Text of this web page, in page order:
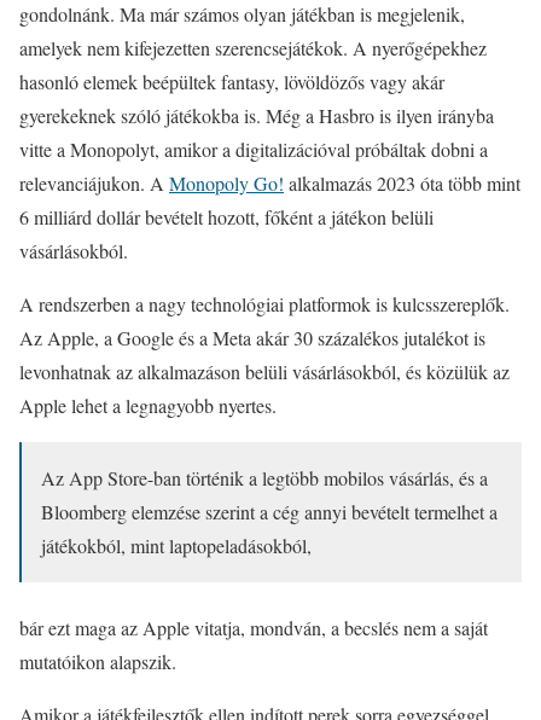
gondolnánk. Ma már számos olyan játékban is megjelenik,
amelyek nem kifejezetten szerencsejátékok. A nyerőgépekhez
hasonló elemek beépültek fantasy, lövöldözős vagy akár
gyerekeknek szóló játékokba is. Még a Hasbro is ilyen irányba
vitte a Monopolyt, amikor a digitalizációval próbáltak dobni a
relevanciájukon. A Monopoly Go! alkalmazás 2023 óta több mint
6 milliárd dollár bevételt hozott, főként a játékon belüli
vásárlásokból.
A rendszerben a nagy technológiai platformok is kulcsszereplők.
Az Apple, a Google és a Meta akár 30 százalékos jutalékot is
levonhatnak az alkalmazáson belüli vásárlásokból, és közülük az
Apple lehet a legnagyobb nyertes.
Az App Store-ban történik a legtöbb mobilos vásárlás, és a
Bloomberg elemzése szerint a cég annyi bevételt termelhet a
játékokból, mint laptopeladásokból,
bár ezt maga az Apple vitatja, mondván, a becslés nem a saját
mutatóikon alapszik.